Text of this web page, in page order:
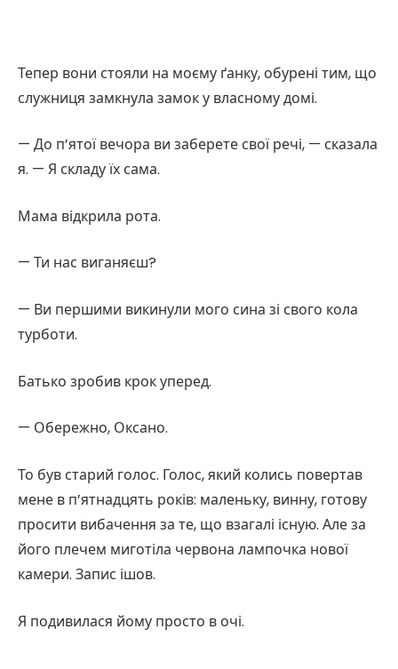
Тепер вони стояли на моєму ґанку, обурені тим, що
служниця замкнула замок у власному домі.
— До п’ятої вечора ви заберете свої речі, — сказала
я. — Я складу їх сама.
Мама відкрила рота.
— Ти нас виганяєш?
— Ви першими викинули мого сина зі свого кола
турботи.
Батько зробив крок уперед.
— Обережно, Оксано.
То був старий голос. Голос, який колись повертав
мене в п’ятнадцять років: маленьку, винну, готову
просити вибачення за те, що взагалі існую. Але за
його плечем миготіла червона лампочка нової
камери. Запис ішов.
Я подивилася йому просто в очі.